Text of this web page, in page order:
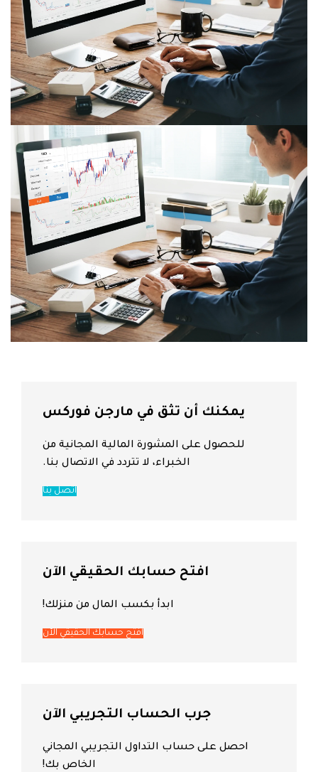
التحليل الفني
يمكنك أن تثق في مارجن فوركس
للحصول على المشورة المالية المجانية من
الخبراء، لا تتردد في الاتصال بنا.
اتصل بنا
افتح حسابك الحقيقي الآن
ابدأ بكسب المال من منزلك!
افتح حسابك الحقيقي الآن
جرب الحساب التجريبي الآن
احصل على حساب التداول التجريبي المجاني
الخاص بك!